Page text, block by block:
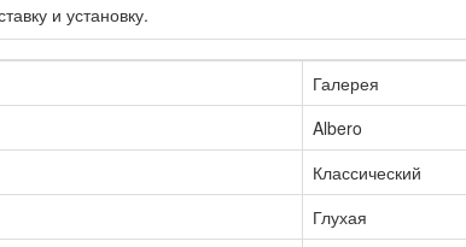
и установку.
Галерея
Albero
Классический
Глухая